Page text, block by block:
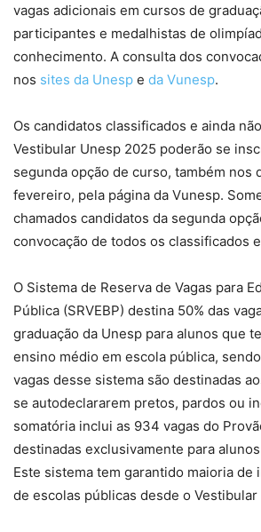
vagas adicionais em cursos de
participantes e medalhistas de
conhecimento. A consulta dos
nos sites da Unesp e da Vunesp.
Os candidatos classificados e ainda
Vestibular Unesp 2025 poderão se
segunda opção de curso, também nos
fevereiro, pela página da Vunesp.
chamados candidatos da segunda
convocação de todos os classificados
O Sistema de Reserva de Vagas para
Pública (SRVEBP) destina 50% das
graduação da Unesp para alunos que
ensino médio em escola pública,
vagas desse sistema são destinadas
se autodeclararem pretos, pardos ou
somatória inclui as 934 vagas do
destinadas exclusivamente para
Este sistema tem garantido maioria de
de escolas públicas desde o Vestibular